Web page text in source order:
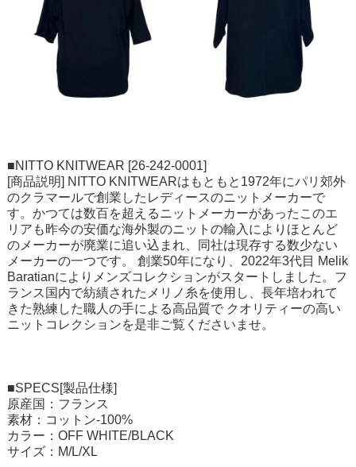
■NITTO KNITWEAR [26-242-0001]
[商品説明] NITTO KNITWEARはもともと1972年にパリ郊外
のクラマールで創業したレディースのニットメーカーで
す。かつては数百を超えるニットメーカーがあったこのエ
リアも昨今の安価な海外製のニットの輸入によりほとんど
のメーカーが廃業に追い込まれ、同社は現存する数少ない
メーカーの一つです。 創業50年になり、2022年3代目 Melik
Baratianによりメンズコレクションがスタートしました。フ
ランス国内で紡績されたメリノ糸を使用し、長年培われて
きた熟練した職人の手による高品質で クオリティーの高い
ニットコレクションを是非ご覧くださいませ。
■SPECS[製品仕様]
原産国：フランス
素材：コットン-100%
カラー：OFF WHITE/BLACK
サイズ：M/L/XL